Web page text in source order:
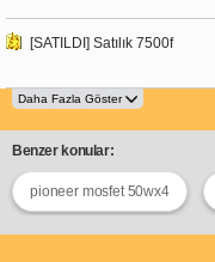
[SATILDI] Satılık 7500f
Benzer konular:
pioneer mosfet 50wx4